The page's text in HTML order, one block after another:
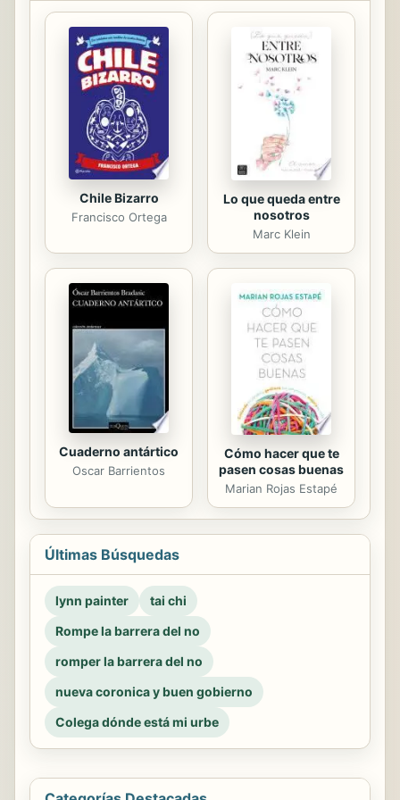
puso frente al espejo de su
biografía. Surcada por relaciones
sentimentales, a veces absorbentes,
que casi siempre terminaban por la
incompatibilidad con su espíritu libre
y aventurero que no impedían finales
difíciles por...
Chile Bizarro
Francisco Ortega
Lo que queda entre
nosotros
Marc Klein
Cuaderno antártico
Oscar Barrientos
Cómo hacer que te
pasen cosas buenas
Marian Rojas Estapé
Últimas Búsquedas
lynn painter
tai chi
Rompe la barrera del no
romper la barrera del no
nueva coronica y buen gobierno
Colega dónde está mi urbe